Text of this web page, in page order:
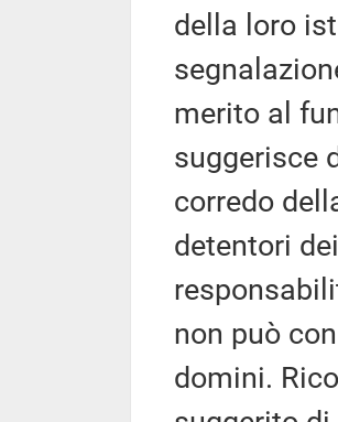
della loro
merito al
suggerisce
corredo
detentori
non può
domini.